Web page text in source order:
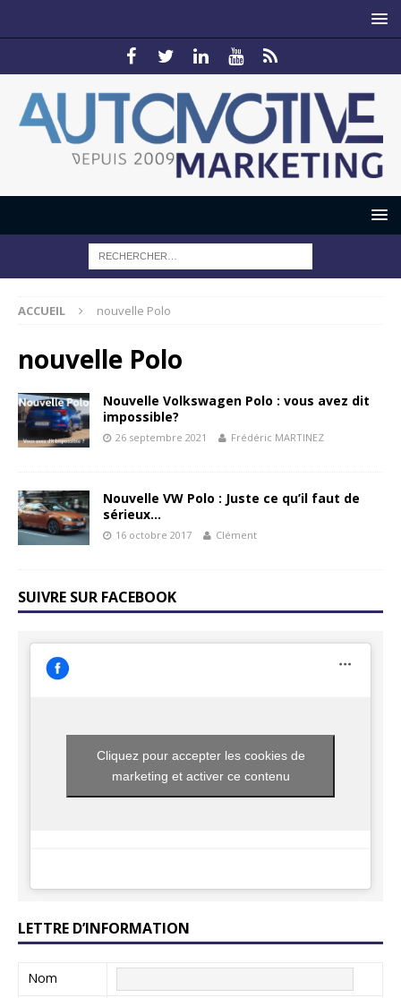
ACCUEIL nouvelle Polo
nouvelle Polo
Nouvelle Volkswagen Polo : vous avez dit
impossible?
26 septembre 2021 Frédéric MARTINEZ
Nouvelle VW Polo : Juste ce qu’il faut de
sérieux…
16 octobre 2017 Clément
SUIVRE SUR FACEBOOK
Cliquez pour accepter les cookies de
marketing et activer ce contenu
LETTRE D’INFORMATION
Nom